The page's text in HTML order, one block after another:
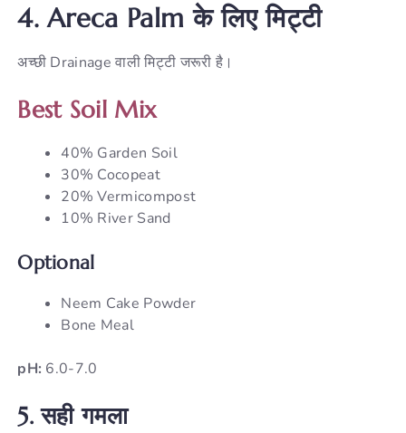
4. Areca Palmकेलिएमिट्टी
अच्छी Drainage वाली मिट्टी जरूरी है।
Best Soil Mix
40% Garden Soil
30% Cocopeat
20% Vermicompost
10% River Sand
Optional
Neem Cake Powder
Bone Meal
pH: 6.0-7.0
5.सहीगमला